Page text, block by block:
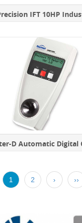
1 2 › ››